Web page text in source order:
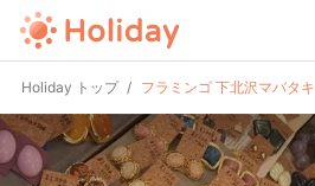
Holiday トップ フラミンゴ 下北沢マバタキ